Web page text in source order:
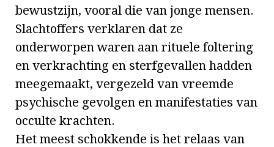
bewustzijn, vooral die van jonge mensen.
Slachtoffers verklaren dat ze
onderworpen waren aan rituele foltering
en verkrachting en sterfgevallen hadden
meegemaakt, vergezeld van vreemde
psychische gevolgen en manifestaties van
occulte krachten.
Het meest schokkende is het relaas van